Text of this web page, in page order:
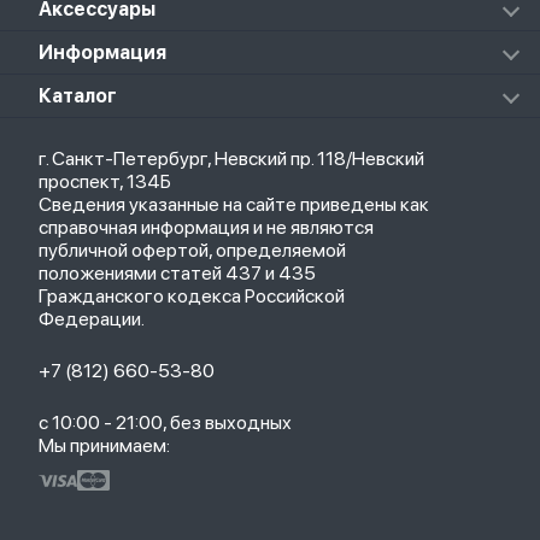
Xiaomi Pad 6
Xiaomi Redmi Pad
Redmi Buds 4 Pro
Notebook Pro
Колонки
Роботы-пылесосы
Стилусы
Товары для детей
Саундбары
Мониторы
ТВ-приставки
Аксессуары
Аксессуары к пылесосам и швабрам
Чехлы
Рюкзаки
Кабели
Зарядные устройства
Информация
О магазине
Политика конфиденциальности
Оплата и доставка
Партнерская программа
Гарантия
Обмен и возврат
Бонусы
Trade-in
Каталог
Новые поступления
Популярное
Акции
г. Санкт-Петербург, Невский пр. 118/Невский
проспект, 134Б
Сведения указанные на сайте приведены как
справочная информация и не являются
публичной офертой, определяемой
положениями статей 437 и 435
Гражданского кодекса Российской
Федерации.
+7 (812) 660-53-80
с 10:00 - 21:00, без выходных
Мы принимаем: